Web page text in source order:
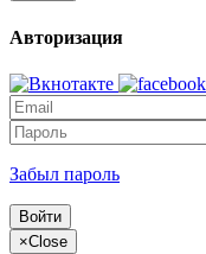
Авторизация
Забыл пароль
Войти
×Close